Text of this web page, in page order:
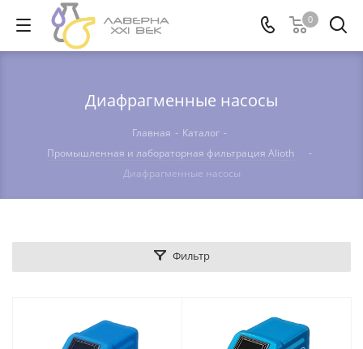
0
Диафрагменные насосы
Главная - Каталог -
Промышленная и лабораторная фильтрация Alioth
-
Диафрагменные насосы
Фильтр